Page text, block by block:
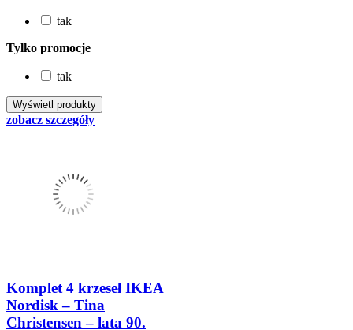
tak
Tylko promocje
tak
zobacz szczegóły
Komplet 4 krzeseł IKEA
Nordisk – Tina
Christensen – lata 90.